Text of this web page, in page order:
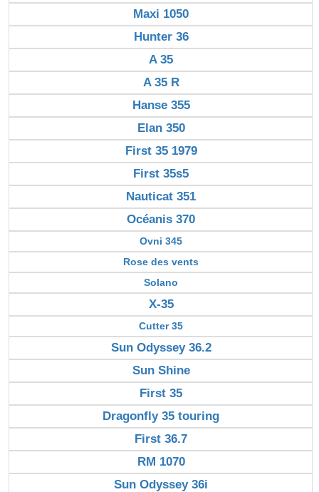
Maxi 1050
Hunter 36
A 35
A 35 R
Hanse 355
Elan 350
First 35 1979
First 35s5
Nauticat 351
Océanis 370
Ovni 345
Rose des vents
Solano
X-35
Cutter 35
Sun Odyssey 36.2
Sun Shine
First 35
Dragonfly 35 touring
First 36.7
RM 1070
Sun Odyssey 36i